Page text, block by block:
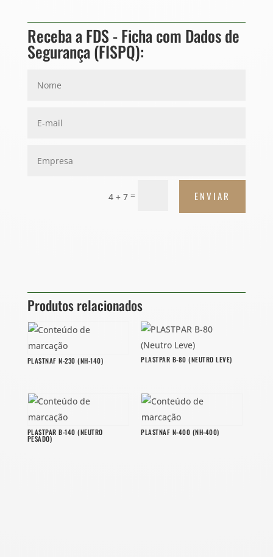
Receba a FDS - Ficha com Dados de
Segurança (FISPQ):
4 + 7 = ENVIAR
Produtos relacionados
PLASTNAF N-230 (NH-140) PLASTPAR B-80 (NEUTRO LEVE)
PLASTPAR B-140 (NEUTRO
PESADO)
PLASTNAF N-400 (NH-400)